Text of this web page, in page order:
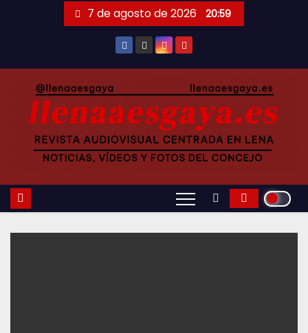
7 de agosto de 2026 20:59